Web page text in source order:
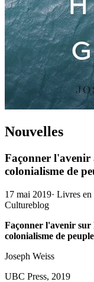
Nouvelles
Façonner l'avenir
colonialisme de
17 mai 2019· Livres en
Cultureblog
Façonner l'avenir sur
colonialisme de
Joseph Weiss
UBC Press, 2019